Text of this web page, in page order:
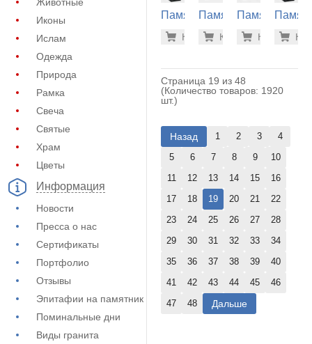
Иконы
Ислам
Одежда
Природа
Рамка
Свеча
Святые
Храм
Цветы
Информация
Новости
Пресса о нас
Сертификаты
Портфолио
Отзывы
Эпитафии на памятник
Поминальные дни
Виды гранита
Памятник
гранита
-7% 39.200
Купить
Памятник
гранита
-7%
Купить
Памятник
гранита
-
Купить
Страница 19 из 48
(Количество товаров: 1920
шт.)
Назад 1 2 3
4
5
6 7 8 9
10
11
12 13 14 15
16
17
18 19 20 21
22
23
24 25 26 27
28
29
30 31 32 33
34
35
36 37 38 39
40
41
42 43 44 45
46
47
48 Дальше